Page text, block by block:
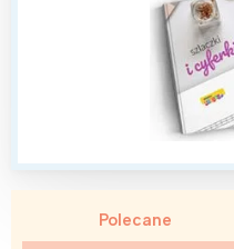
Polecane